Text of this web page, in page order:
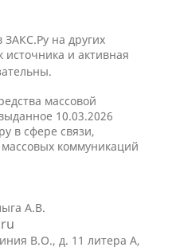
на других
источника и активная
массовой
10.03.2026
в сфере связи,
коммуникаций
А.В.
В.О., д. 11 литера А,